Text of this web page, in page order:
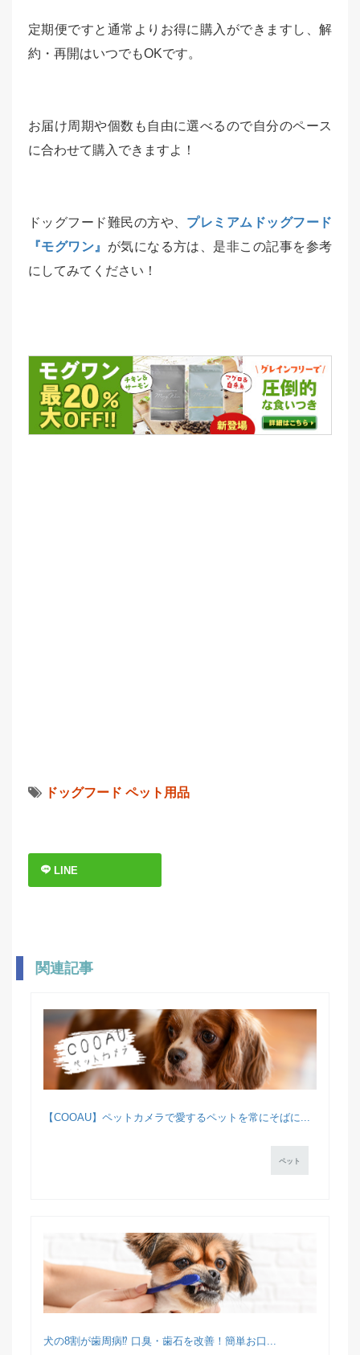
定期便ですと通常よりお得に購入ができますし、解
約・再開はいつでもOKです。
お届け周期や個数も自由に選べるので自分のペース
に合わせて購入できますよ！
ドッグフード難民の方や、 プレミアムドッグフード
『モグワン』 が気になる方は、是非この記事を参考
にしてみてください！
ドッグフード ペット用品
LINE
関連記事
【COOAU】ペットカメラで愛するペットを常にそばに...
ペット
犬の8割が歯周病⁉ 口臭・歯石を改善！簡単お口...